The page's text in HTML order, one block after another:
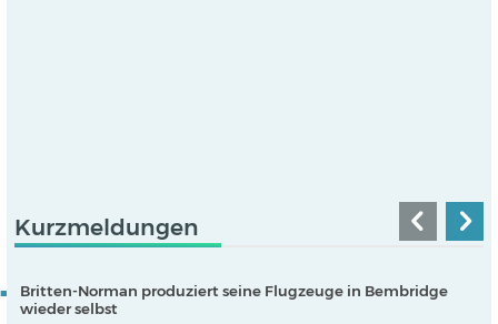
Kurzmeldungen
Britten-Norman produziert seine Flugzeuge in Bembridge
wieder selbst